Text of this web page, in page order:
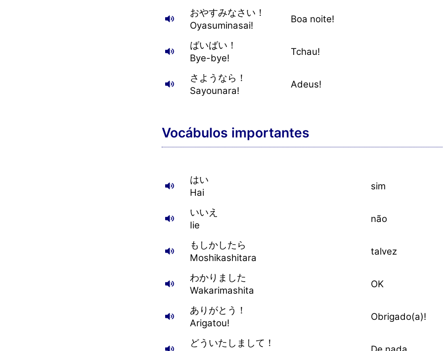
おやすみなさい！
Oyasuminasai!
Boa noite!
ばいばい！
Bye-bye!
Tchau!
さようなら！
Sayounara!
Adeus!
Vocábulos importantes
はい
Hai
sim
いいえ
Iie
não
もしかしたら
Moshikashitara
talvez
わかりました
Wakarimashita
OK
ありがとう！
Arigatou!
Obrigado(a)!
どういたしまして！